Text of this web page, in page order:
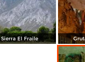
Sierra El Fraile